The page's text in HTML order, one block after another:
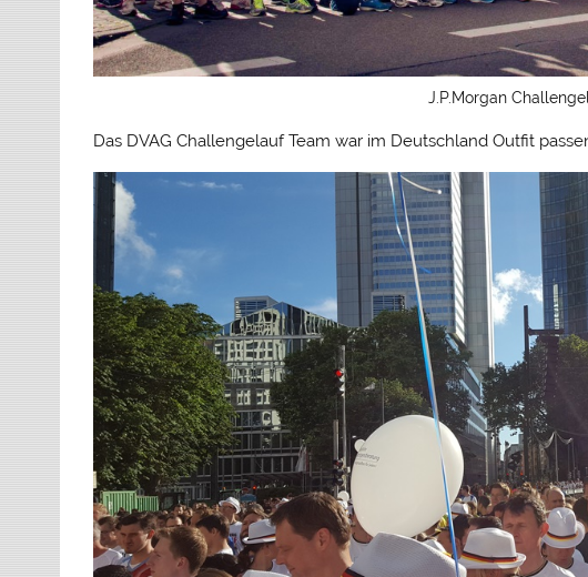
J.P.Morgan
Das DVAG Challengelauf Team war im Deutschland Outfit